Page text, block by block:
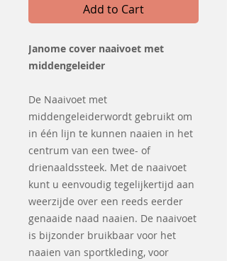
Add to Cart
Janome cover naaivoet met
middengeleider
De Naaivoet met
middengeleiderwordt gebruikt om
in één lijn te kunnen naaien in het
centrum van een twee- of
drienaaldssteek. Met de naaivoet
kunt u eenvoudig tegelijkertijd aan
weerzijde over een reeds eerder
genaaide naad naaien. De naaivoet
is bijzonder bruikbaar voor het
naaien van sportkleding, voor